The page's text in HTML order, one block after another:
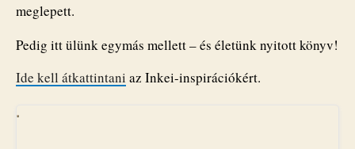
meglepett.
Pedig itt ülünk egymás mellett – és életünk nyitott könyv!
Ide kell átkattintani az Inkei-inspirációkért.